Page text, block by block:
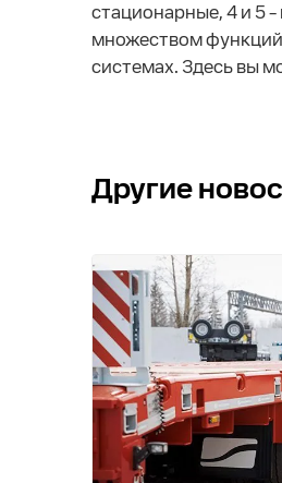
стационарные, 4 и 5
множеством функций
системах. Здесь вы
Другие